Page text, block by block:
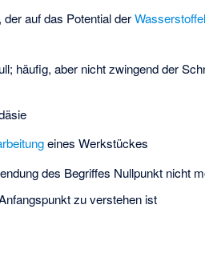
, der auf das Potential der
häufig, aber nicht zwingend der
eines Werkstückes
des Begriffes Nullpunkt nicht
zu verstehen ist